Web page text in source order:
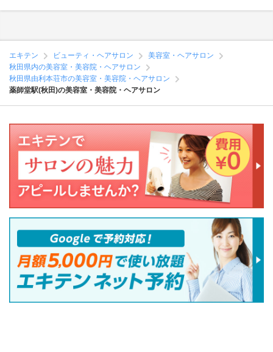
エキテン ビューティ・ヘアサロン
美容室・ヘアサロン
秋田県内の美容室・美容院・ヘアサロン
秋田県由利本荘市の美容室・美容院・ヘアサロン
薬師堂駅(秋田)の美容室・美容院・ヘアサロン